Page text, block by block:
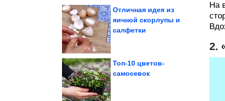
5 знаков Зодиака, кому
Отличная идея из
яичной скорлупы и
салфетки
Топ-10 цветов-
самосевок
На
2.